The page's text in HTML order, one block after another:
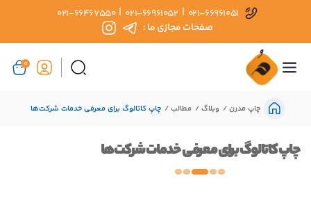
021-66961051
|
021-66961052
|
021-66467550
صفحات مجازی ما :
0
چاپ مدرن وبلاگ مطالب چاپ کاتالوگ برای معرفی خدمات شرکت‌ها
چاپ کاتالوگ برای معرفی خدمات شرکت‌ها